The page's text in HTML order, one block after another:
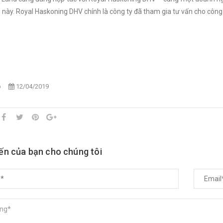
Royal Haskoning DHV chính là công ty đã tham gia tư vấn cho
12/04/2019
của bạn cho chúng tôi